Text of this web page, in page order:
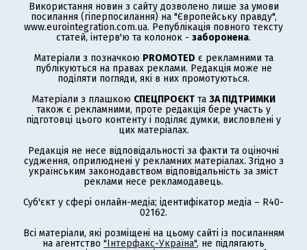
Використання новин з сайту дозволено лише за умови
посилання (гіперпосилання) на "Європейську правду",
www.eurointegration.com.ua. Републікація повного тексту
статей, інтерв'ю та колонок - заборонена.
Матеріали з позначкою PROMOTED є рекламними та
публікуються на правах реклами. Редакція може не
поділяти погляди, які в них промотуються.
Матеріали з плашкою СПЕЦПРОЄКТ та ЗА ПІДТРИМКИ
також є рекламними, проте редакція бере участь у
підготовці цього контенту і поділяє думки, висловлені у
цих матеріалах.
Редакція не несе відповідальності за факти та оціночні
судження, оприлюднені у рекламних матеріалах. Згідно з
українським законодавством відповідальність за зміст
реклами несе рекламодавець.
Суб'єкт у сфері онлайн-медіа; ідентифікатор медіа – R40-
02162.
Всі матеріали, які розміщені на цьому сайті із посиланням
на агентство "Інтерфакс-Україна", не підлягають